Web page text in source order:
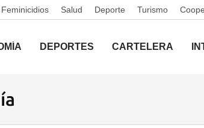
Feminicidios Salud Deporte Turismo
DEPORTES CARTELERA